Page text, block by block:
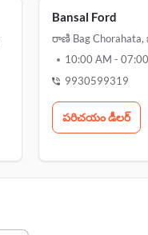
Bansal Ford
రాణి Bag
10:00 AM -
9930599319
పరిచయం డీలర్